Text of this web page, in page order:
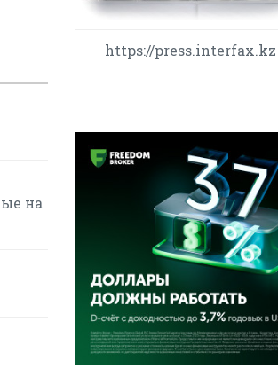
на
https://press.interfax.kz